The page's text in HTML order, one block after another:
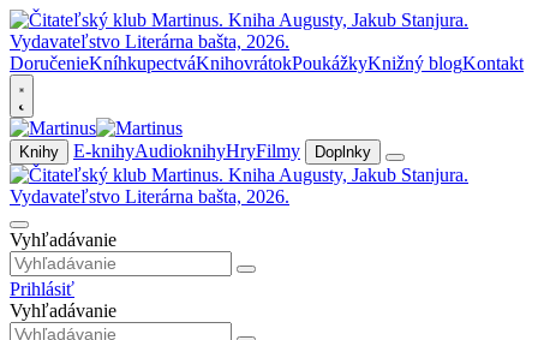
DoručenieKníhkupectváKnihovrátokPoukážkyKnižný blogKontakt
Knihy E-knihyAudioknihyHryFilmy Doplnky
Vyhľadávanie
Prihlásiť
Vyhľadávanie